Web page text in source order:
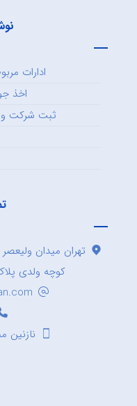
ادارات
اخذ
ثبت شرکت و
تهران میدان
کوچه ولدی پلاک ۳۹ ساختمان کریم
نازنین